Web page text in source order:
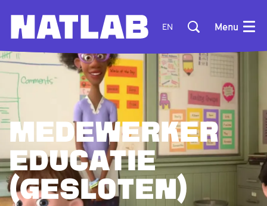
EN Menu
MEDEWERKER
EDUCATIE
(GESLOTEN)